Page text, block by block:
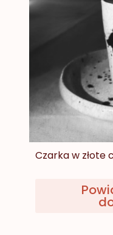
Czarka w złote